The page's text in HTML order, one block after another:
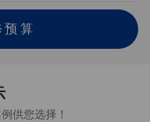
预算
供您选择！